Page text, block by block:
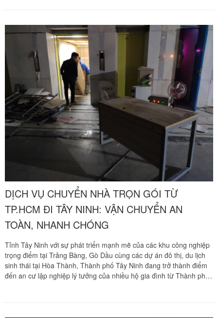
đình vượt quãng đường dài luôn đi kèm những thách thức lớn về
việc bảo vệ an toàn cho đồ đạc trước áp lực đường trường dằn xóc.
Thay vì tự mình xoay sở đóng gói, tháo lắp kiệt sức suốt nhiều
ngày, việc lựa chọn một giải pháp vận tải chuyên nghiệp chính là
chìa khóa vàng giúp gia đình bạn khởi đầu cuộc sống mới nhẹ
nhàng nhất. Chuyển nhà Khôi Nguyên mang đến phương án
chuyển nhà trọn gói liên tỉnh tối ưu, giải phóng hoàn toàn sức lao
động cho gia đình bạn. Quý khách hàng cần khảo sát địa hình thực
tế và nhận bảng báo giá tốt nhất hãy gọi ngay hotline hỗ trợ liên tục
24/7 qua số 0913 371 378 hoặc 0972 366 628 để nhận phản hồi
siêu tốc từ đội ngũ Khôi Nguyên.
DỊCH VỤ CHUYỂN NHÀ TRỌN GÓI TỪ
TP.HCM ĐI TÂY NINH: VẬN CHUYỂN AN
TOÀN, NHANH CHÓNG
Tỉnh Tây Ninh với sự phát triển mạnh mẽ của các khu công nghiệp
trọng điểm tại Trảng Bàng, Gò Dầu cùng các dự án đô thị, du lịch
sinh thái tại Hòa Thành, Thành phố Tây Ninh đang trở thành điểm
đến an cư lập nghiệp lý tưởng của nhiều hộ gia đình từ Thành phố